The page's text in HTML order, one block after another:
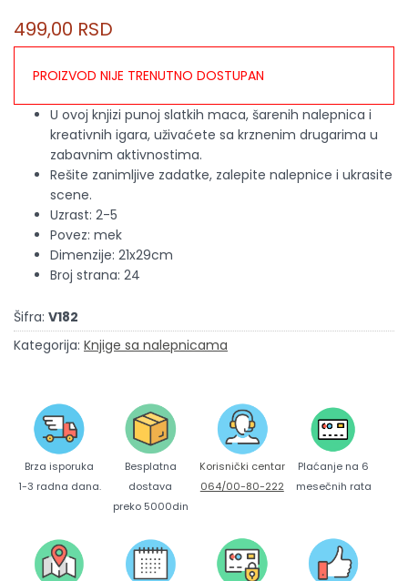
499,00 RSD
PROIZVOD NIJE TRENUTNO DOSTUPAN
U ovoj knjizi punoj slatkih maca, šarenih nalepnica i
kreativnih igara, uživaćete sa krznenim drugarima u
zabavnim aktivnostima.
Rešite zanimljive zadatke, zalepite nalepnice i ukrasite
scene.
Uzrast: 2-5
Povez: mek
Dimenzije: 21x29cm
Broj strana: 24
Šifra: V182
Kategorija: Knjige sa nalepnicama
Brza isporuka
1-3 radna dana.
Besplatna
dostava
preko 5000din
Korisnički centar
064/00-80-222
Plaćanje na 6
mesečnih rata